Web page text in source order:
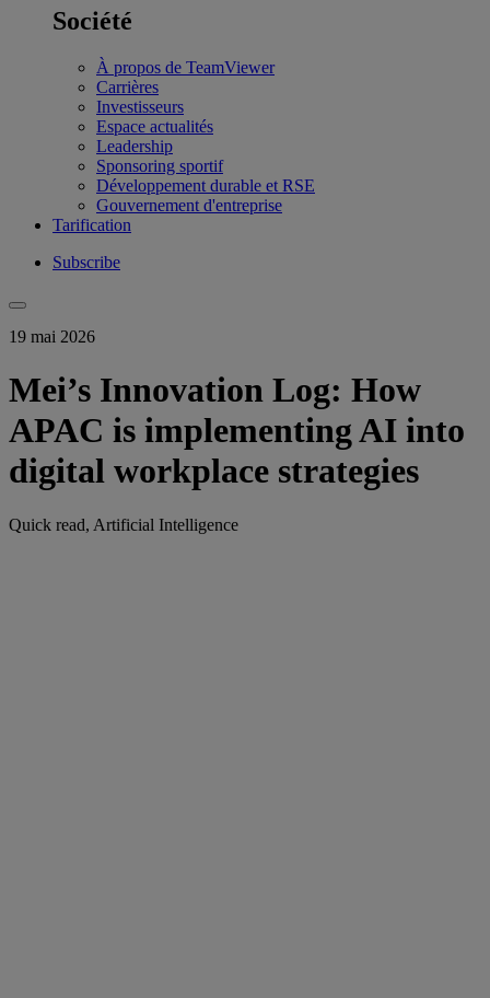
Société
À propos de TeamViewer
Carrières
Investisseurs
Espace actualités
Leadership
Sponsoring sportif
Développement durable et RSE
Gouvernement d'entreprise
Tarification
Subscribe
19 mai 2026
Mei’s Innovation Log: How
APAC is implementing AI into
digital workplace strategies
Quick read, Artificial Intelligence